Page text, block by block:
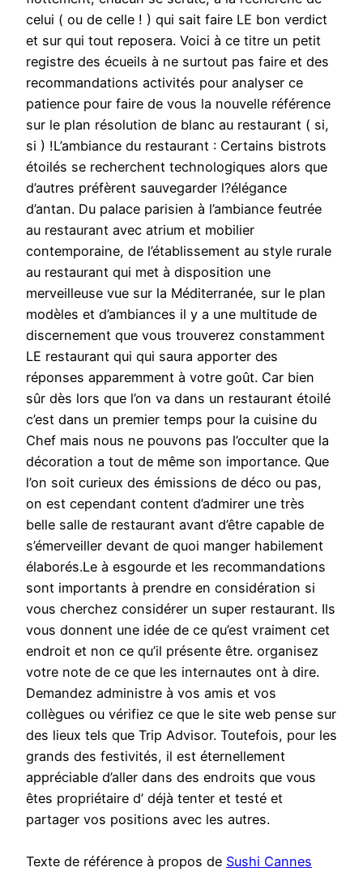
celui ( ou de celle ! ) qui sait faire LE bon verdict
et sur qui tout reposera. Voici à ce titre un petit
registre des écueils à ne surtout pas faire et des
recommandations activités pour analyser ce
patience pour faire de vous la nouvelle référence
sur le plan résolution de blanc au restaurant ( si,
si ) !L’ambiance du restaurant : Certains bistrots
étoilés se recherchent technologiques alors que
d’autres préfèrent sauvegarder l?élégance
d’antan. Du palace parisien à l’ambiance feutrée
au restaurant avec atrium et mobilier
contemporaine, de l’établissement au style rurale
au restaurant qui met à disposition une
merveilleuse vue sur la Méditerranée, sur le plan
modèles et d’ambiances il y a une multitude de
discernement que vous trouverez constamment
LE restaurant qui qui saura apporter des
réponses apparemment à votre goût. Car bien
sûr dès lors que l’on va dans un restaurant étoilé
c’est dans un premier temps pour la cuisine du
Chef mais nous ne pouvons pas l’occulter que la
décoration a tout de même son importance. Que
l’on soit curieux des émissions de déco ou pas,
on est cependant content d’admirer une très
belle salle de restaurant avant d’être capable de
s’émerveiller devant de quoi manger habilement
élaborés.Le à esgourde et les recommandations
sont importants à prendre en considération si
vous cherchez considérer un super restaurant. Ils
vous donnent une idée de ce qu’est vraiment cet
endroit et non ce qu’il présente être. organisez
votre note de ce que les internautes ont à dire.
Demandez administre à vos amis et vos
collègues ou vérifiez ce que le site web pense sur
des lieux tels que Trip Advisor. Toutefois, pour les
grands des festivités, il est éternellement
appréciable d’aller dans des endroits que vous
êtes propriétaire d’ déjà tenter et testé et
partager vos positions avec les autres.
Texte de référence à propos de Sushi Cannes